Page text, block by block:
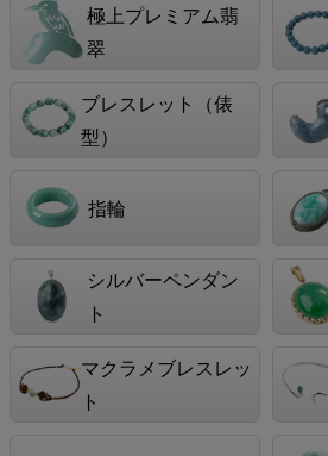
極上プレミアム翡
翠
ブレスレット（俵
型）
指輪
シルバーペンダン
ト
マクラメブレスレッ
ト